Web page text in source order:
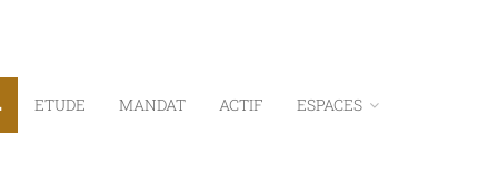
ETUDE MANDAT ACTIF ESPACES